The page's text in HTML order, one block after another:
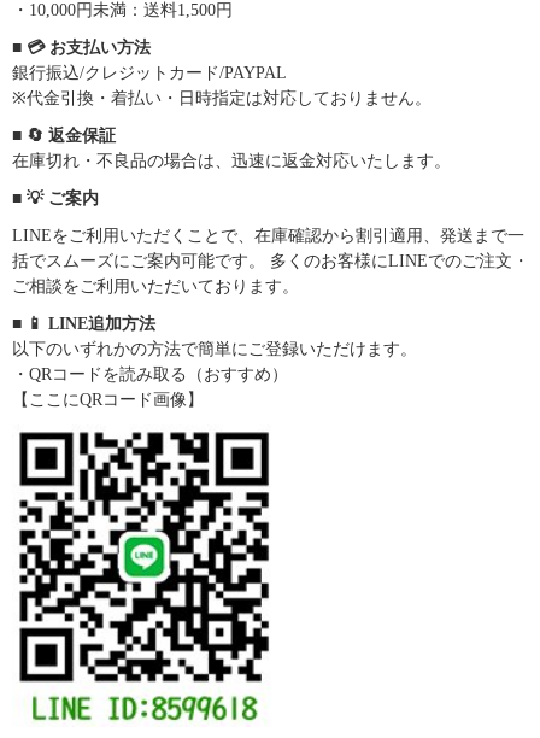
・10,000円未満：送料1,500円
■ 💳 お支払い方法
銀行振込/クレジットカード/PAYPAL
※代金引換・着払い・日時指定は対応しておりません。
■ 🔄 返金保証
在庫切れ・不良品の場合は、迅速に返金対応いたします。
■ 💡 ご案内
LINEをご利用いただくことで、在庫確認から割引適用、発送まで一
括でスムーズにご案内可能です。 多くのお客様にLINEでのご注文・
ご相談をご利用いただいております。
■ 📱 LINE追加方法
以下のいずれかの方法で簡単にご登録いただけます。
・QRコードを読み取る（おすすめ）
【ここにQRコード画像】